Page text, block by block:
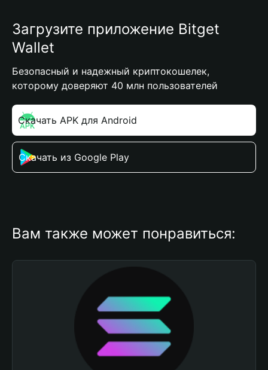
Загрузите приложение Bitget
Wallet
Безопасный и надежный криптокошелек,
которому доверяют 40 млн пользователей
Скачать APK для Android
Скачать из Google Play
Вам также может понравиться: